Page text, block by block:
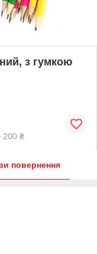
з гумкою
200 ₴
повернення